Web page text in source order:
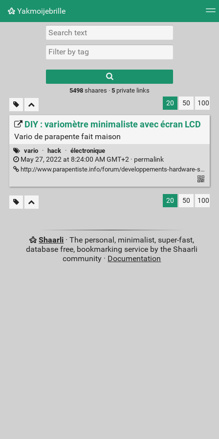
Yakmoijebrille
Picture wall
results.
5498shaares · 5private links
20 50 100
DIY : variomètre minimaliste avec écran LCD
Vario de parapente fait maison
vario · hack · électronique
May 27, 2022 at 8:24:00 AM GMT+2 · permalink
http://www.parapentiste.info/forum/developpements-hardware-software/diy-variometre-minimaliste-avec-ecran-lcd-t58375.0.html
20 50 100
Shaarli · The personal, minimalist, super-fast,
database free, bookmarking service by the Shaarli
community · Documentation